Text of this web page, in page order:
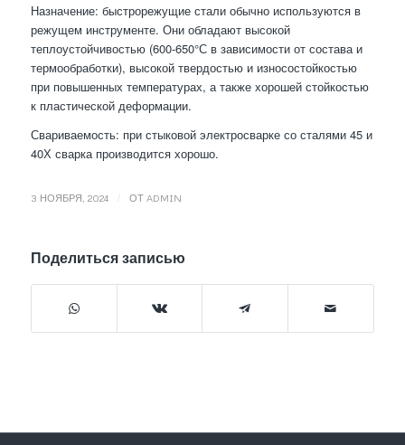
Назначение: быстрорежущие стали обычно используются в
режущем инструменте. Они обладают высокой
теплоустойчивостью (600-650°С в зависимости от состава и
термообработки), высокой твердостью и износостойкостью
при повышенных температурах, а также хорошей стойкостью
к пластической деформации.
Свариваемость: при стыковой электросварке со сталями 45 и
40Х сварка производится хорошо.
3 НОЯБРЯ, 2024 ОТ ADMIN
Поделиться записью